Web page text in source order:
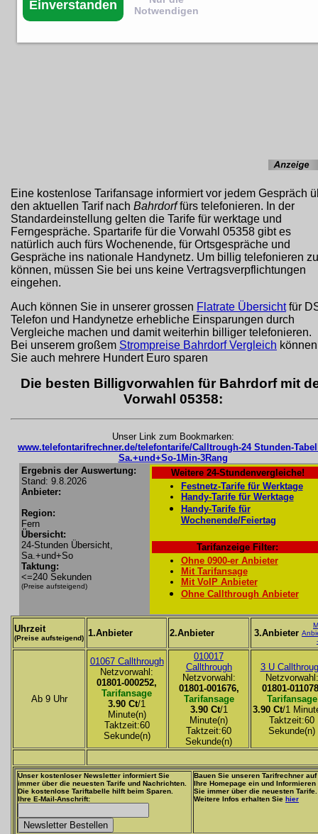
Eine kostenlose Tarifansage informiert vor jedem Gespräch
den aktuellen Tarif nach Bahrdorffürs telefonieren. In der
Standardeinstellung gelten die Tarife für werktage und
Ferngespräche. Spartarife für die Vorwahl 05358 gibt es
natürlich auch fürs Wochenende, für Ortsgespräche und
Gespräche ins nationale Handynetz. Um billig telefonieren zu
können, müssen Sie bei uns keine Vertragsverpflichtungen
eingehen.
Auch können Sie in unserer grossen Flatrate Übersichtfür
Telefon und Handynetze erhebliche Einsparungen durch
Vergleiche machen und damit weiterhin billiger telefonieren.
Bei unserem großem Strompreise Bahrdorf Vergleich können
Sie auch mehrere Hundert Euro sparen
Die besten Billigvorwahlen für Bahrdorf mit
Vorwahl 05358:
Unser Link zum Bookmarken:
www.telefontarifrechner.de/telefontarife/Calltrough-24 Stunden-
Sa.+und+So-1Min-3Rang
Ergebnis der Auswertung:
Stand: 9.8.2026
Anbieter:
Region:
Fern
Übersicht:
24-Stunden Übersicht,
Sa.+und+So
Taktung:
<=240 Sekunden
(Preise aufsteigend)
Weitere 24-Stundenvergleiche!
Festnetz-Tarife für Werktage
Handy-Tarife für Werktage
Handy-Tarife für
Wochenende/Feiertag
Tarifanzeige Filter:
Ohne 0900-er Anbieter
Mit Tarifansage
Mit VoIP Anbieter
Ohne Callthrough Anbieter
Uhrzeit
(Preise aufsteigend) 1.Anbieter 2.Anbieter 3.Anbieter
Ab 9 Uhr
01067 Callthrough
Netzvorwahl:
01801-000252,
Tarifansage
3.90 Ct/1
Minute(n)
Taktzeit:60
Sekunde(n)
010017
Callthrough
Netzvorwahl:
01801-001676,
Tarifansage
3.90 Ct/1
Minute(n)
Taktzeit:60
Sekunde(n)
3 U
Netzvorwahl:
01801-
Tarifansage
3.90 Ct/1
Taktzeit:60
Sekunde(n)
Unser kostenloser Newsletter informiert Sie
immer über die neuesten Tarife und Nachrichten.
Die kostenlose Tariftabelle hilft beim Sparen.
Ihre E-Mail-Anschrift:
Bauen Sie unseren Tarifrechner auf
Ihre Homepage ein und Informieren
Sie immer über die neuesten Tarife.
Weitere Infos erhalten Sie hier
Einverstanden
Notwendigen